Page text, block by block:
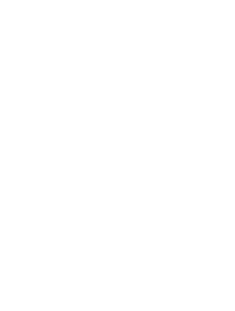
ラクになる工夫”は、暮らし
考えられる際は、ぜひ「浮
いね。